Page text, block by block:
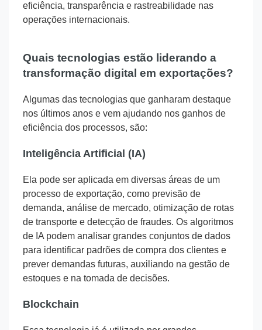
eficiência, transparência e rastreabilidade nas
operações internacionais.
Quais tecnologias estão liderando a
transformação digital em exportações?
Algumas das tecnologias que ganharam destaque
nos últimos anos e vem ajudando nos ganhos de
eficiência dos processos, são:
Inteligência Artificial (IA)
Ela pode ser aplicada em diversas áreas de um
processo de exportação, como previsão de
demanda, análise de mercado, otimização de rotas
de transporte e detecção de fraudes. Os algoritmos
de IA podem analisar grandes conjuntos de dados
para identificar padrões de compra dos clientes e
prever demandas futuras, auxiliando na gestão de
estoques e na tomada de decisões.
Blockchain